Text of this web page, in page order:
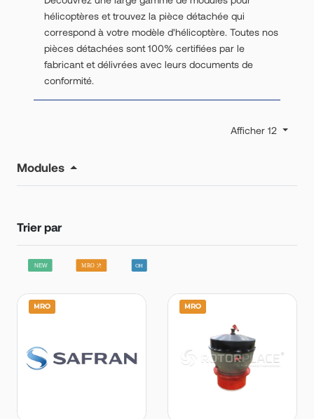
hélicoptères et trouvez la pièce détachée qui
correspond à votre modèle d'hélicoptère. Toutes nos
pièces détachées sont 100% certifiées par le
fabricant et délivrées avec leurs documents de
conformité.
Afficher 12
Modules
Trier par